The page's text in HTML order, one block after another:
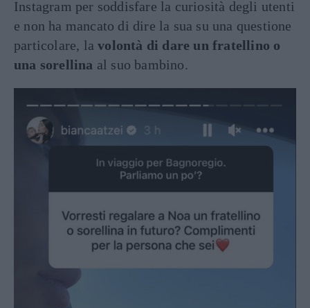
Instagram per soddisfare la curiosità degli utenti
e non ha mancato di dire la sua su una questione
particolare, lavolontà di dare un fratellino o
una sorellina al suo bambino.